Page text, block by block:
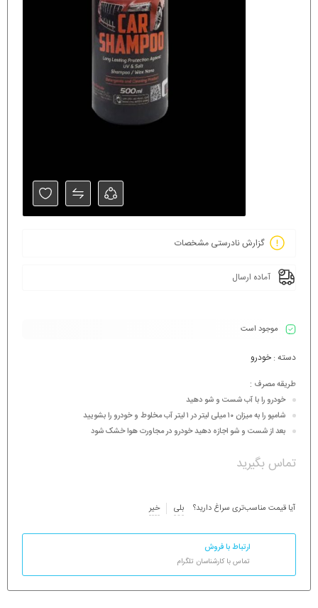
گزارش نادرستی مشخصات
آماده ارسال
موجود است
دسته : خودرو
طریقه مصرف :
خودرو را با آب شست و شو دهید
شامپو را به میزان ۱۰ میلی لیتر در ۱ لیتر آب مخلوط و خودرو را بشویید
بعد از شست و شو اجازه دهید خودرو در مجاورت هوا خشک شود
تماس بگیرید
آیا قیمت مناسب‌تری سراغ دارید؟ بلی خیر
ارتباط با فروش
تماس با کارشناسان تلگرام